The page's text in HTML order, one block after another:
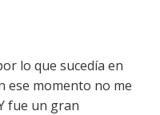
lo que sucedía en
ese momento no me
fue un gran